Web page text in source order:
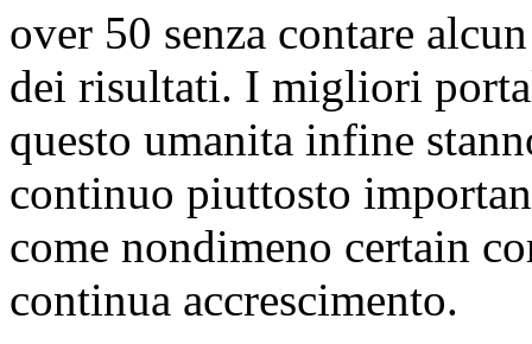
over 50 senza contare
dei risultati. I migliori
questo umanita infine
continuo piuttosto
come nondimeno certain
continua accrescimento.